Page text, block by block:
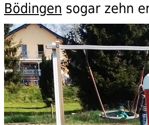
Bödingen sogar zehn